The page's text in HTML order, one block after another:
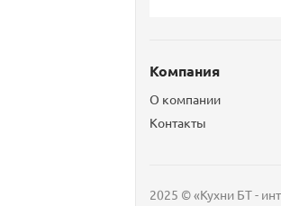
Компания
О компании
Контакты
2025 © «Кухни БТ -